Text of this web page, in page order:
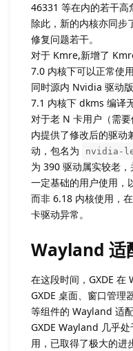
46331 等在内的若干高
除此，新的内核亦同步
修复问题若干。
对于 Kmre,新增了
7.0 内核下可以正常使
同时源内 Nvidia 驱动
7.1 内核下 dkms 编译
对于老 N 卡用户（需
内提供了修改后的驱动
动，包名为
nvidia-
为 390 驱动属实较老
一定基础的用户使用，
而非 6.18 内核使用，
卡驱动异常。
Wayland 适
在这段时间，GXDE 在
GXDE 桌面、窗口管理
等组件的 Wayland 适
GXDE Wayland 几乎
用，已取得了极大的进